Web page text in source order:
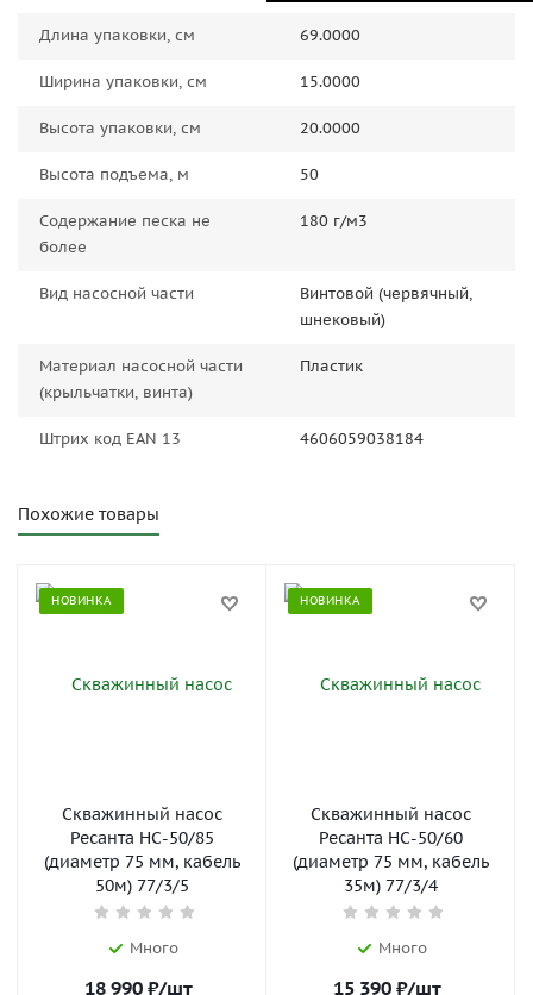
Длина упаковки, см 69.0000
Ширина упаковки, см 15.0000
Высота упаковки, см 20.0000
Высота подъема, м 50
Содержание песка не
более
180 г/м3
Вид насосной части
Винтовой (червячный,
шнековый)
Материал насосной части
(крыльчатки, винта)
Пластик
Штрих код EAN 13 4606059038184
Похожие товары
НОВИНКА
Скважинный насос
Ресанта НС-50/85
(диаметр 75 мм, кабель
50м) 77/3/5
Много
18 990₽/шт
НОВИНКА
Скважинный насос
Ресанта НС-50/60
(диаметр 75 мм, кабель
35м) 77/3/4
Много
15 390₽/шт